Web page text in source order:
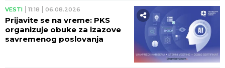
VESTI 11:18 06.08.2026
Prijavite se na vreme: PKS
organizuje obuke za izazove
savremenog poslovanja